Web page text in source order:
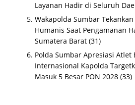
Layanan Hadir di Seluruh
Wakapolda Sumbar
Humanis Saat Pengamanan
Sumatera Barat (31)
Polda Sumbar Apresiasi Atlet
Internasional Kapolda
Masuk 5 Besar PON 2028 (33)